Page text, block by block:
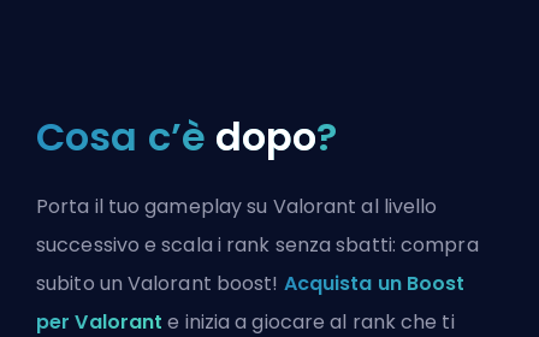
Cosa c’è dopo?
Porta il tuo gameplay su Valorant al livello
successivo e scala i rank senza sbatti: compra
subito un Valorant boost! Acquista un Boost
per Valorant e inizia a giocare al rank che ti